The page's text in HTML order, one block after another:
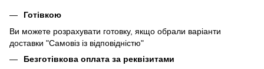
Готівкою
Ви можете розрахувати готовку, якщо обрали варіанти
доставки "Самовіз із відповідністю"
Безготівкова оплата за реквізитами